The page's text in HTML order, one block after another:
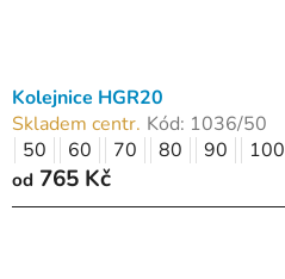
Kolejnice HGR20
Skladem centr. Kód: 1036/50
50
60 70 80 90 100
od 765 Kč